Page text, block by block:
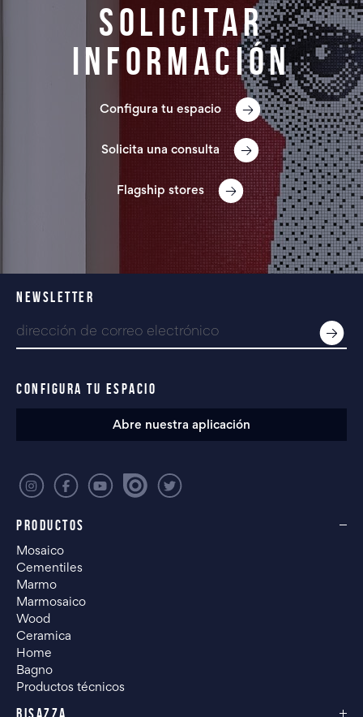
Solicitar
información
Configura tu espacio
Solicita una consulta
Flagship stores
PRODUCTOS
Mosaico
Cementiles
Marmo
Marmosaico
Wood
Ceramica
Home
Bagno
Productos técnicos
NEWSLETTER
CONFIGURA TU ESPACIO
Abre nuestra aplicación